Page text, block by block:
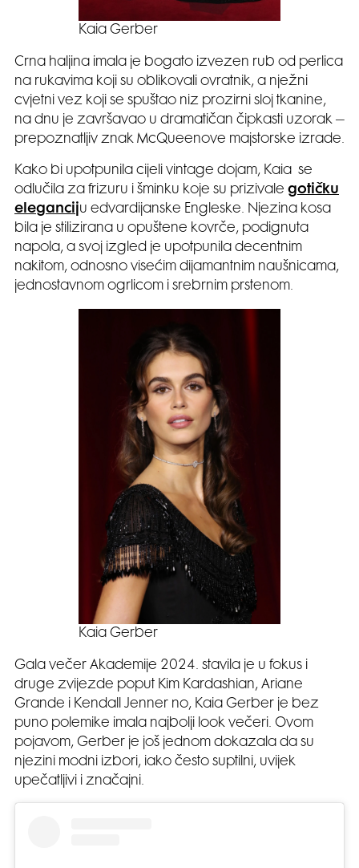
Kaia Gerber
Crna haljina imala je bogato izvezen rub od perlica
na rukavima koji su oblikovali ovratnik, a nježni
cvjetni vez koji se spuštao niz prozirni sloj tkanine,
na dnu je završavao u dramatičan čipkasti uzorak –
prepoznatljiv znak McQueenove majstorske izrade.
Kako bi upotpunila cijeli vintage dojam, Kaia se
odlučila za frizuru i šminku koje su prizivale gotičku
elegancij u edvardijanske Engleske. Njezina kosa
bila je stilizirana u opuštene kovrče, podignuta
napola, a svoj izgled je upotpunila decentnim
nakitom, odnosno visećim dijamantnim naušnicama,
jednostavnom ogrlicom i srebrnim prstenom.
Kaia Gerber
Gala večer Akademije 2024. stavila je u fokus i
druge zvijezde poput Kim Kardashian, Ariane
Grande i Kendall Jenner no, Kaia Gerber je bez
puno polemike imala najbolji look večeri. Ovom
pojavom, Gerber je još jednom dokazala da su
njezini modni izbori, iako često suptilni, uvijek
upečatljivi i značajni.